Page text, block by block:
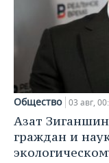
Общество 03 авг,
Азат
граждан и